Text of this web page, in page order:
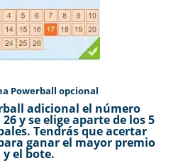
Powerball opcional
adicional el número
y se elige aparte de los 5
Tendrás que acertar
ganar el mayor premio
y el bote.